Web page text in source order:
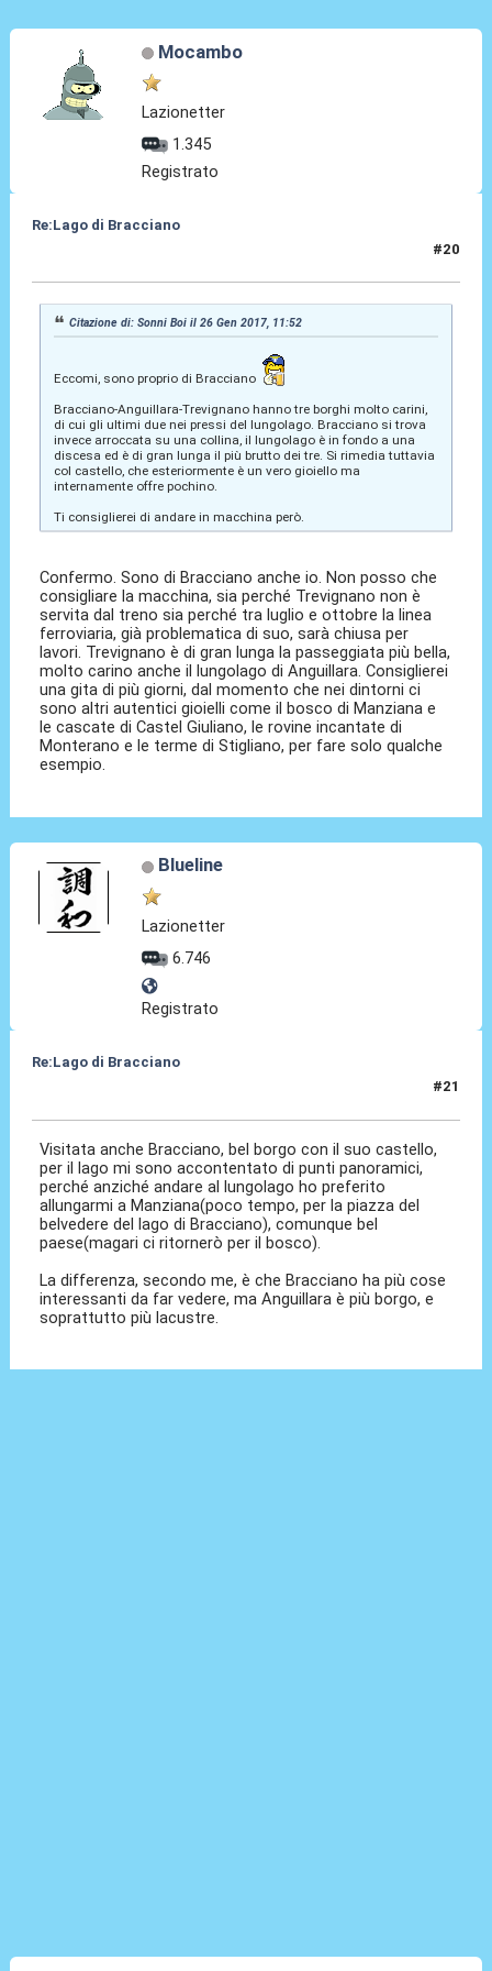
Mocambo
Lazionetter
1.345
Registrato
Re:Lago di Bracciano
#20
Citazione di: Sonni Boi il 26 Gen 2017, 11:52
Eccomi, sono proprio di Bracciano
Bracciano-Anguillara-Trevignano hanno tre borghi molto carini,
di cui gli ultimi due nei pressi del lungolago. Bracciano si trova
invece arroccata su una collina, il lungolago è in fondo a una
discesa ed è di gran lunga il più brutto dei tre. Si rimedia tuttavia
col castello, che esteriormente è un vero gioiello ma
internamente offre pochino.
Ti consiglierei di andare in macchina però.
Confermo. Sono di Bracciano anche io. Non posso che
consigliare la macchina, sia perché Trevignano non è
servita dal treno sia perché tra luglio e ottobre la linea
ferroviaria, già problematica di suo, sarà chiusa per
lavori. Trevignano è di gran lunga la passeggiata più bella,
molto carino anche il lungolago di Anguillara. Consiglierei
una gita di più giorni, dal momento che nei dintorni ci
sono altri autentici gioielli come il bosco di Manziana e
le cascate di Castel Giuliano, le rovine incantate di
Monterano e le terme di Stigliano, per fare solo qualche
esempio.
Blueline
Lazionetter
6.746
Registrato
Re:Lago di Bracciano
#21
Visitata anche Bracciano, bel borgo con il suo castello,
per il lago mi sono accontentato di punti panoramici,
perché anziché andare al lungolago ho preferito
allungarmi a Manziana(poco tempo, per la piazza del
belvedere del lago di Bracciano), comunque bel
paese(magari ci ritornerò per il bosco).
La differenza, secondo me, è che Bracciano ha più cose
interessanti da far vedere, ma Anguillara è più borgo, e
soprattutto più lacustre.